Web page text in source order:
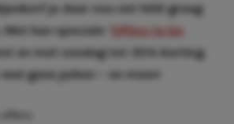
je daar nou net héél graag
hun speciale ‘
Offers to be
tot en met zondag tot 30% korting
gave jurken – en meer!